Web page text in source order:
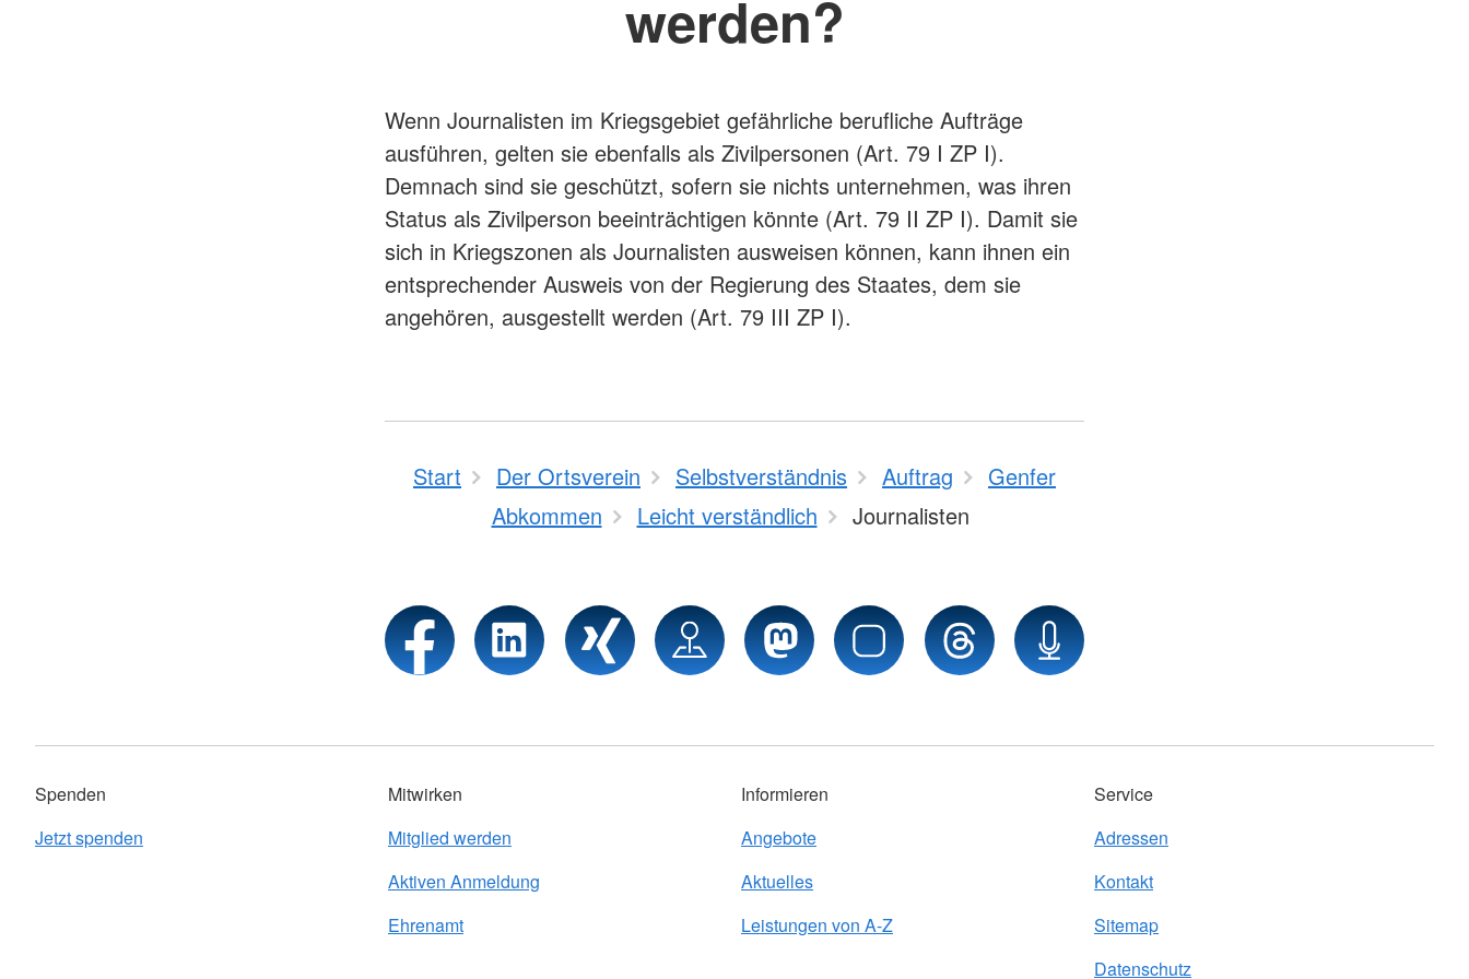
werden?
Wenn Journalisten im Kriegsgebiet gefährliche berufliche Aufträge
ausführen, gelten sie ebenfalls als Zivilpersonen (Art. 79 I ZP I).
Demnach sind sie geschützt, sofern sie nichts unternehmen, was ihren
Status als Zivilperson beeinträchtigen könnte (Art. 79 II ZP I). Damit sie
sich in Kriegszonen als Journalisten ausweisen können, kann ihnen ein
entsprechender Ausweis von der Regierung des Staates, dem sie
angehören, ausgestellt werden (Art. 79 III ZP I).
Start Der Ortsverein Selbstverständnis Auftrag
Genfer
Abkommen
Leicht verständlich Journalisten
Spenden
Jetzt spenden
Mitwirken
Mitglied werden
Aktiven Anmeldung
Ehrenamt
Informieren
Angebote
Aktuelles
Leistungen von A-Z
Service
Adressen
Kontakt
Sitemap
Datenschutz